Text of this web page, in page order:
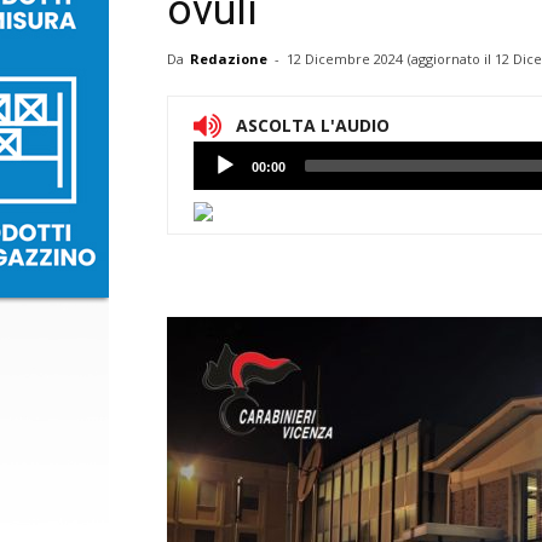
ovuli
Da Redazione - 12 Dicembre 2024 (aggiornato il 12
ASCOLTA L'AUDIO
Lettore
Audio
00:00